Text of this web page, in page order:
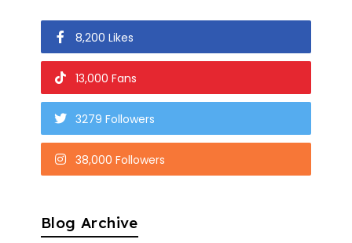
8,200 Likes
13,000 Fans
3279 Followers
38,000 Followers
Blog Archive